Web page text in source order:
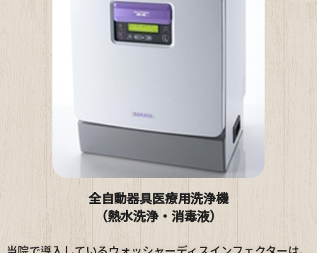
全自動器具医療用洗浄機
（熱水洗浄・消毒液）